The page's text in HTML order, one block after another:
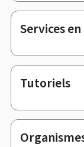
page
Services
Tutoriels